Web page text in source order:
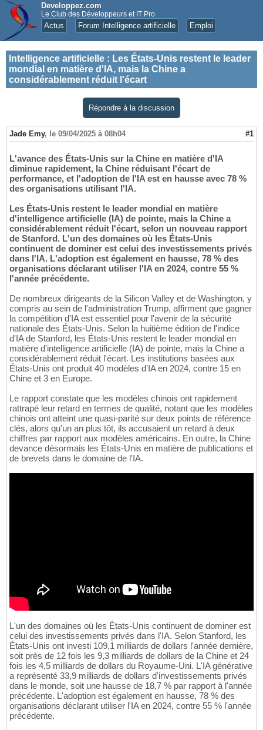
Developpez.com
Le Club des Développeurs et IT Pro
Actus Forum Intelligence artificielle Emploi
Intelligence artificielle : Les États-Unis restent le leader
mondial en matière d'IA, mais la Chine a
considérablement réduit l'écart
Répondre à la discussion
Jade Emy, le 09/04/2025 à 08h04 #1
L'avance des États-Unis sur la Chine en matière d'IA
diminue rapidement, la Chine réduisant l'écart de
performance, et l'adoption de l'IA est en hausse avec 78 %
des organisations utilisant l'IA.
Les États-Unis restent le leader mondial en matière
d'intelligence artificielle (IA) de pointe, mais la Chine a
considérablement réduit l'écart, selon un nouveau rapport
de Stanford. L'un des domaines où les États-Unis
continuent de dominer est celui des investissements privés
dans l'IA. L'adoption est également en hausse, 78 % des
organisations déclarant utiliser l'IA en 2024, contre 55 %
l'année précédente.
De nombreux dirigeants de la Silicon Valley et de Washington, y
compris au sein de l'administration Trump, affirment que gagner
la compétition d'IA est essentiel pour l'avenir de la sécurité
nationale des États-Unis. Selon la huitième édition de l'indice
d'IA de Stanford, les États-Unis restent le leader mondial en
matière d'intelligence artificielle (IA) de pointe, mais la Chine a
considérablement réduit l'écart. Les institutions basées aux
États-Unis ont produit 40 modèles d'IA en 2024, contre 15 en
Chine et 3 en Europe.
Le rapport constate que les modèles chinois ont rapidement
rattrapé leur retard en termes de qualité, notant que les modèles
chinois ont atteint une quasi-parité sur deux points de référence
clés, alors qu'un an plus tôt, ils accusaient un retard à deux
chiffres par rapport aux modèles américains. En outre, la Chine
devance désormais les États-Unis en matière de publications et
de brevets dans le domaine de l'IA.
L'un des domaines où les États-Unis continuent de dominer est
celui des investissements privés dans l'IA. Selon Stanford, les
États-Unis ont investi 109,1 milliards de dollars l'année dernière,
soit près de 12 fois les 9,3 milliards de dollars de la Chine et 24
fois les 4,5 milliards de dollars du Royaume-Uni. L'IA générative
a représenté 33,9 milliards de dollars d'investissements privés
dans le monde, soit une hausse de 18,7 % par rapport à l'année
précédente. L'adoption est également en hausse, 78 % des
organisations déclarant utiliser l'IA en 2024, contre 55 % l'année
précédente.